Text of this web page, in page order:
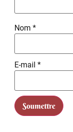
Nom *
E-mail *